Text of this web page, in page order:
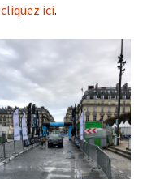
cliquez ici.